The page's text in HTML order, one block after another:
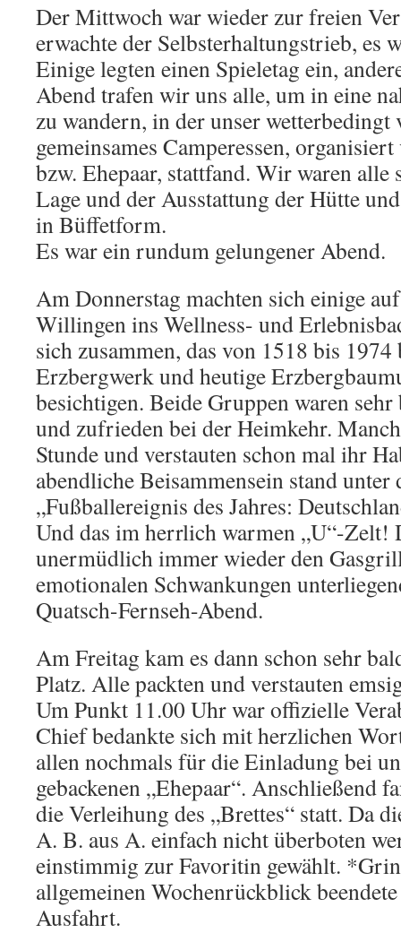
Der Mittwoch war wieder zur freien
erwachte der Selbsterhaltungstrieb, es
Einige legten einen Spieletag ein,
Abend trafen wir uns alle, um in eine
zu wandern, in der unser wetterbedingt
gemeinsames Camperessen,
bzw. Ehepaar, stattfand. Wir waren alle
Lage und der Ausstattung der Hütte
in Büffetform.
Es war ein rundum gelungener Abend.
Am Donnerstag machten sich einige
Willingen ins Wellness- und
sich zusammen, das von 1518 bis 1974
Erzbergwerk und heutige
besichtigen. Beide Gruppen waren
und zufrieden bei der Heimkehr.
Stunde und verstauten schon mal ihr
abendliche Beisammensein stand
„Fußballereignis des Jahres:
Und das im herrlich warmen „U“-Zelt!
unermüdlich immer wieder den
emotionalen Schwankungen
Quatsch-Fernseh-Abend.
Am Freitag kam es dann schon sehr
Platz. Alle packten und verstauten
Um Punkt 11.00 Uhr war offizielle
Chief bedankte sich mit herzlichen
allen nochmals für die Einladung bei
gebackenen „Ehepaar“. Anschließend
die Verleihung des „Brettes“ statt. Da
A. B. aus A. einfach nicht überboten
einstimmig zur Favoritin gewählt.
allgemeinen Wochenrückblick
Ausfahrt.